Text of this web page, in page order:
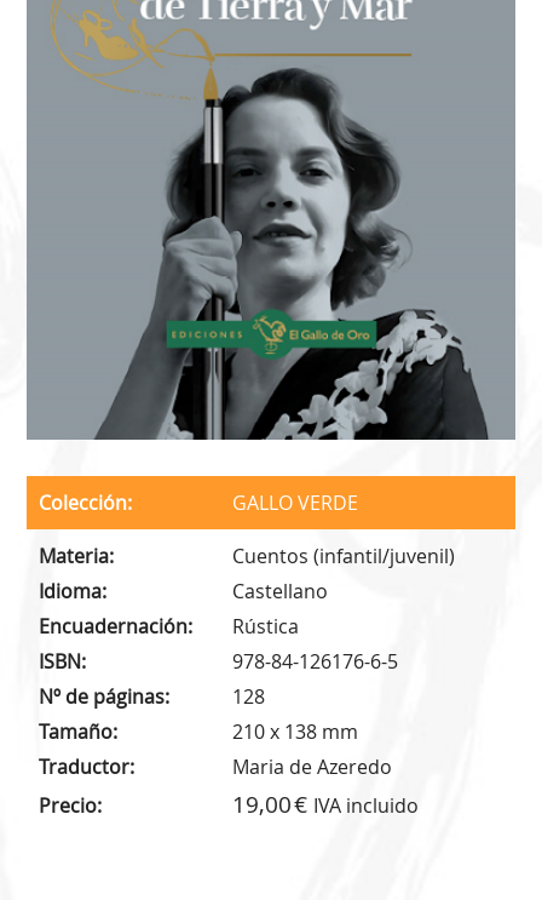
Colección
GALLO VERDE
Materia
Cuentos (infantil/juvenil)
Idioma
Castellano
Encuadernación
Rústica
ISBN
978-84-126176-6-5
Nº de páginas
128
Tamaño
210 x 138 mm
Traductor
Maria de Azeredo
Precio
19,00 IVA incluido